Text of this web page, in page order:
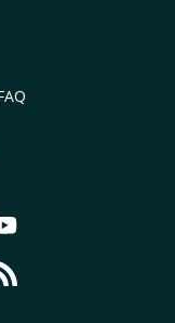
suivre sur
Nous suivre sur
à la page Nous
Aller à la page
suivre sur
page Nourrir le
à la page Nous